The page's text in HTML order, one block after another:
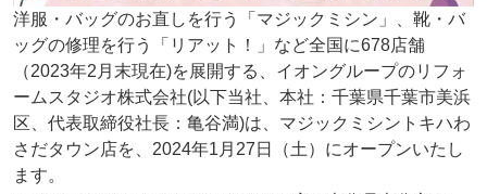
洋服・バッグのお直しを行う「マジックミシン」、靴・バ
ッグの修理を行う「リアット！」など全国に678店舗
（2023年2月末現在)を展開する、イオングループのリフォ
ームスタジオ株式会社(以下当社、本社：千葉県千葉市美浜
区、代表取締役社長：亀谷満)は、マジックミシントキハわ
さだタウン店を、2024年1月27日（土）にオープンいたし
ます。